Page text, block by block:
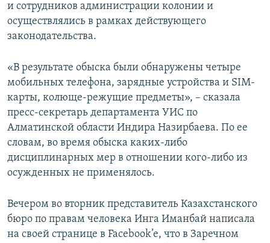
и сотрудников администрации колонии и
осуществлялись в рамках действующего
законодательства.
«В результате обыска были обнаружены четыре
мобильных телефона, зарядные устройства и SIM-
карты, колюще-режущие предметы», – сказала
пресс-секретарь департамента УИС по
Алматинской области Индира Назирбаева. По ее
словам, во время обыска каких-либо
дисциплинарных мер в отношении кого-либо из
осужденных не применялось.
Вечером во вторник представитель Казахстанского
бюро по правам человека Инга Иманбай написала
на своей странице в Facebook’e, что в Заречном